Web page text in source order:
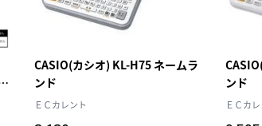
CASIO(カシオ) KL-H75 ネームラ
ンド
ＥＣカレント
ンド
ＥＣカ